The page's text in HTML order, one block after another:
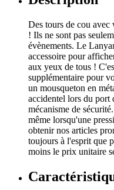
Des tours de cou
! Ils ne sont pas
évènements. Le
accessoire pour
aux yeux de tous !
supplémentaire pour
un mousqueton en
accidentel lors du port
mécanisme de
même lorsqu'une
obtenir nos articles
toujours à l'esprit que
moins le prix unitaire